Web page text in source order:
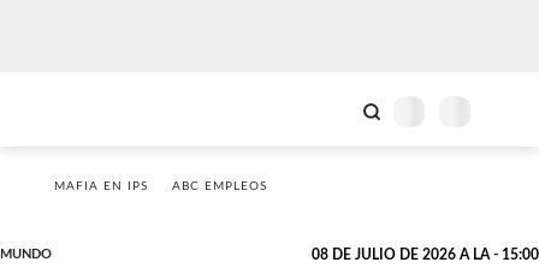
MAFIA EN IPS ABC EMPLEOS
MUNDO 08 DE JULIO DE 2026 A LA - 15:00